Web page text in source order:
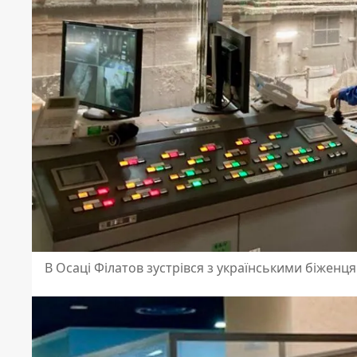
В Осаці Філатов зустрівся з українськими